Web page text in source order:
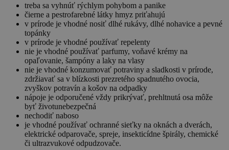
treba sa vyhnúť rýchlym pohybom a panike
čierne a pestrofarebné látky hmyz priťahujú
v prírode je vhodné nosiť dlhé rukávy, dlhé nohavice a pevné
topánky
v prírode je vhodné používať repelenty
nie je vhodné používať parfumy, voňavé krémy na
opaľovanie, šampóny a laky na vlasy
nie je vhodné konzumovať potraviny a sladkosti v prírode,
zdržiavať sa v blízkosti prezretého spadnutého ovocia,
zvyškov potravín a košov na odpadky
nápoje je odporučené vždy prikrývať, prehltnutá osa môže
byť životunebezpečná
nechodiť naboso
je vhodné používať ochranné sieťky na oknách a dverách,
elektrické odparovače, spreje, insekticídne špirály, chemické
či ultrazvukové odpudzovače.